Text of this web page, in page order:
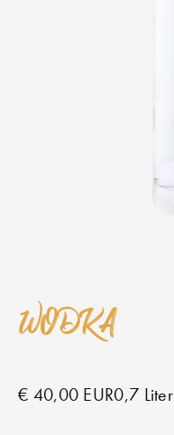
WODKA
€ 40,00 EUR0,7 Liter